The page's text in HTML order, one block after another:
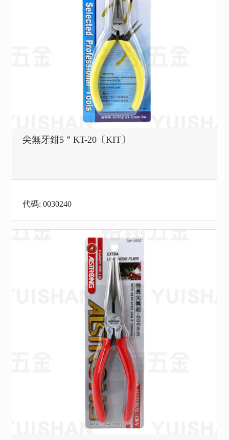
尖無牙鉗5＂KT-20〔KIT〕
代碼: 0030240